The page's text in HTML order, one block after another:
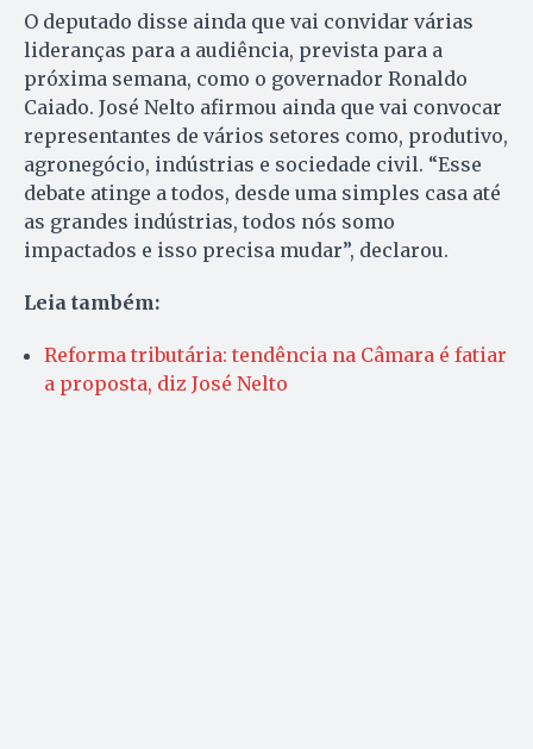
O deputado disse ainda que vai convidar várias
lideranças para a audiência, prevista para a
próxima semana, como o governador Ronaldo
Caiado. José Nelto afirmou ainda que vai convocar
representantes de vários setores como, produtivo,
agronegócio, indústrias e sociedade civil. “Esse
debate atinge a todos, desde uma simples casa até
as grandes indústrias, todos nós somo
impactados e isso precisa mudar”, declarou.
Leia também:
Reforma tributária: tendência na Câmara é fatiar
a proposta, diz José Nelto